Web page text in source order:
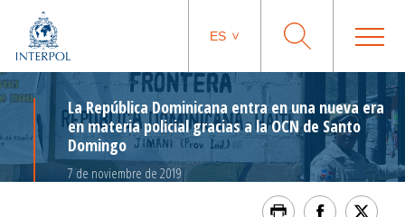
ES
La República Dominicana entra en una nueva era
en materia policial gracias a la OCN de Santo
Domingo
7 de noviembre de 2019